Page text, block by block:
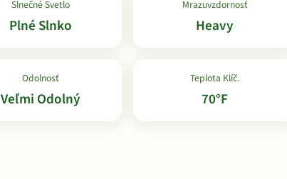
Slnečné Svetlo
Plné Slnko
Mrazuvzdornosť
Heavy
Odolnosť
Veľmi Odolný
Teplota Klíč.
70°F